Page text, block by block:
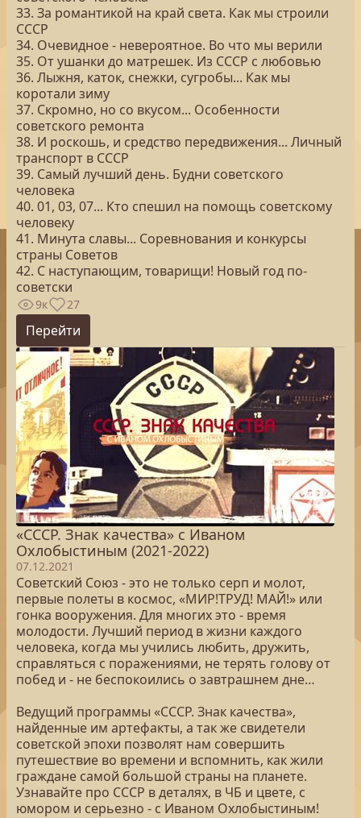
33. За романтикой на край света. Как мы строили
СССР
34. Очевидное - невероятное. Во что мы верили
35. От ушанки до матрешек. Из СССР с любовью
36. Лыжня, каток, снежки, сугробы... Как мы
коротали зиму
37. Скромно, но со вкусом... Особенности
советского ремонта
38. И роскошь, и средство передвижения... Личный
транспорт в СССР
39. Самый лучший день. Будни советского
человека
40. 01, 03, 07... Кто спешил на помощь советскому
человеку
41. Минута славы... Соревнования и конкурсы
страны Советов
42. С наступающим, товарищи! Новый год по-
советски
9к 27
Перейти
«СССР. Знак качества» с Иваном
Охлобыстиным (2021-2022)
07.12.2021
Советский Союз - это не только серп и молот,
первые полеты в космос, «МИР!ТРУД! МАЙ!» или
гонка вооружения. Для многих это - время
молодости. Лучший период в жизни каждого
человека, когда мы учились любить, дружить,
справляться с поражениями, не терять голову от
побед и - не беспокоились о завтрашнем дне…
Ведущий программы «СССР. Знак качества»,
найденные им артефакты, а так же свидетели
советской эпохи позволят нам совершить
путешествие во времени и вспомнить, как жили
граждане самой большой страны на планете.
Узнавайте про СССР в деталях, в ЧБ и цвете, с
юмором и серьезно - с Иваном Охлобыстиным!